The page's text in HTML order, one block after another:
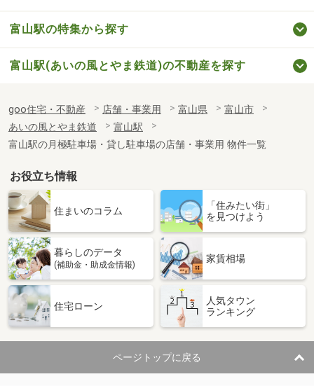
富山駅の特集から探す
富山駅(あいの風とやま鉄道)の不動産を探す
goo住宅・不動産 店舗・事業用 富山県
富山市
あいの風とやま鉄道
富山駅
富山駅の月極駐車場・貸し駐車場の店舗・事業用 物件一覧
お役立ち情報
住まいのコラム
「住みたい街」
を見つけよう
暮らしのデータ
(補助金・助成金情報)
家賃相場
住宅ローン
人気タウン
ランキング
ページトップに戻る